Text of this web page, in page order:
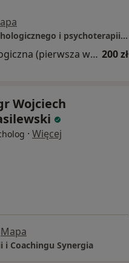
Gabinet wsparcia psychologicznego i psychoterapii dr Monika Surawska
Konsultacja psychologiczna (pierwsza wizyta) 200 zł
Wojciech
· Więcej
Mapa
i Coachingu Synergia